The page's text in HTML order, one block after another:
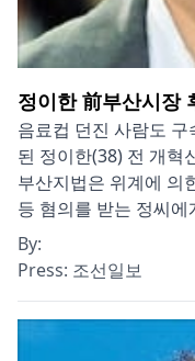
정이한 前부산시장
음료컵 던진 사람도 구
된 정이한(38) 전 개혁
부산지법은 위계에 의
등 혐의를 받는 정씨
By:
Press: 조선일보